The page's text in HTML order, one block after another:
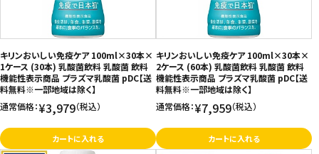
キリンおいしい免疫ケア 100ml×30本×
1ケース (30本) 乳酸菌飲料 乳酸菌 飲料
機能性表示商品 プラズマ乳酸菌 pDC【送
料無料※一部地域は除く】
通常価格：¥3,979（税込）
カートに入れる
キリンおいしい免疫ケア 100ml×30本×
2ケース (60本) 乳酸菌飲料 乳酸菌 飲料
機能性表示商品 プラズマ乳酸菌 pDC【送
料無料※一部地域は除く】
通常価格：¥7,959（税込）
カートに入れる